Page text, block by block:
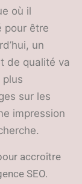
où il
pour être
un
de qualité va
plus
sur les
impression
accroître
SEO.